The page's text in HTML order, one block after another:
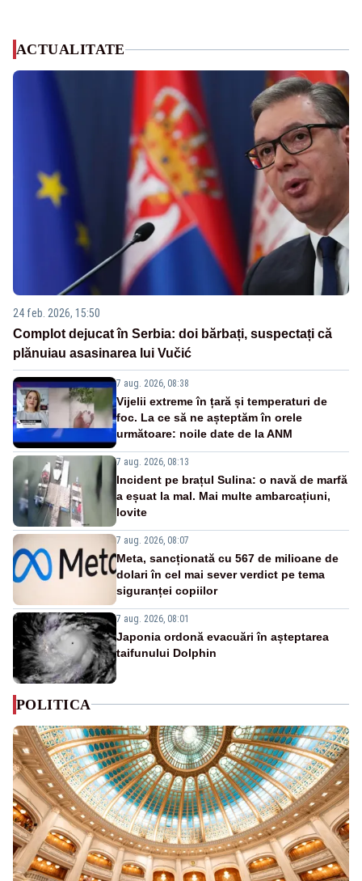
ACTUALITATE
24 feb. 2026, 15:50
Complot dejucat în Serbia: doi bărbați, suspectați că
plănuiau asasinarea lui Vučić
7 aug. 2026, 08:38
Vijelii extreme în țară și temperaturi de
foc. La ce să ne așteptăm în orele
următoare: noile date de la ANM
7 aug. 2026, 08:13
Incident pe brațul Sulina: o navă de marfă
a eșuat la mal. Mai multe ambarcațiuni,
lovite
7 aug. 2026, 08:07
Meta, sancționată cu 567 de milioane de
dolari în cel mai sever verdict pe tema
siguranței copiilor
7 aug. 2026, 08:01
Japonia ordonă evacuări în așteptarea
taifunului Dolphin
POLITICA